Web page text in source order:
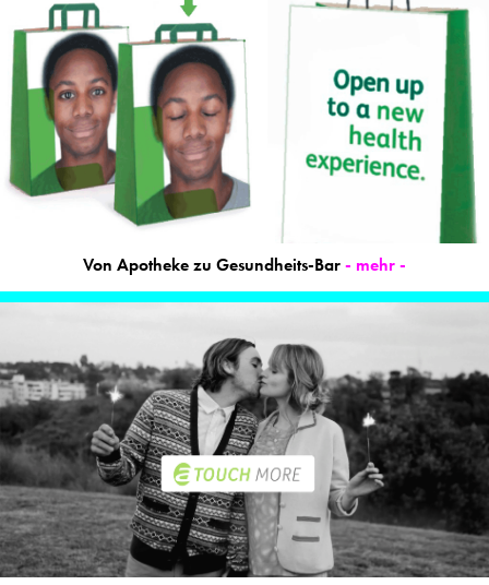
Von Apotheke zu Gesundheits-Bar- mehr -